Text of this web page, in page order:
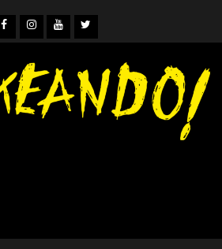
Facebook
Instagram
YouTube
Twitter